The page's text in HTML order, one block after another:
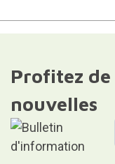
Profitez de
nouvelles